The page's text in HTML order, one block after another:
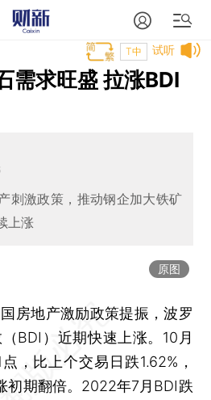
试听
T中
需求旺盛 拉涨BDI
刺激政策，推动钢企加大铁矿
上涨
原图
房地产激励政策提振，波罗
BDI）近期快速上涨。10月
，比上个交易日跌1.62%，
初期翻倍。2022年7月BDI跌